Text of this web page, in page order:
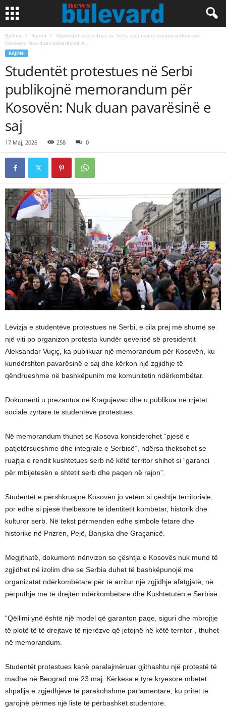
Ballina Rajoni
Studentët protestues në Serbi publikojnë memorandum për
Kosovën: Nuk duan pavarësinë e...
RAJONI
Studentët protestues në Serbi
publikojnë memorandum për
Kosovën: Nuk duan pavarësinë e
saj
17 Maj, 2026 258 0
Lëvizja e studentëve protestues në Serbi, e cila prej më shumë se
një viti po organizon protesta kundër qeverisë së presidentit
Aleksandar Vuçiç, ka publikuar një memorandum për Kosovën, ku
kundërshton pavarësinë e saj dhe kërkon një zgjidhje të
qëndrueshme në bashkëpunim me komunitetin ndërkombëtar.
Dokumenti u prezantua në Kragujevac dhe u publikua në rrjetet
sociale zyrtare të studentëve protestues.
Në memorandum thuhet se Kosova konsiderohet “pjesë e
patjetërsueshme dhe integrale e Serbisë”, ndërsa theksohet se
ruajtja e rendit kushtetues serb në këtë territor shihet si “garanci
për mbijetesën e shtetit serb dhe paqen në rajon”.
Studentët e përshkruajnë Kosovën jo vetëm si çështje territoriale,
por edhe si pjesë thelbësore të identitetit kombëtar, historik dhe
kulturor serb. Në tekst përmenden edhe simbole fetare dhe
historike në Prizren, Pejë, Banjska dhe Graçanicë.
Megjithatë, dokumenti nënvizon se çështja e Kosovës nuk mund të
zgjidhet në izolim dhe se Serbia duhet të bashkëpunojë me
organizatat ndërkombëtare për të arritur një zgjidhje afatgjatë, në
përputhje me të drejtën ndërkombëtare dhe Kushtetutën e Serbisë.
“Qëllimi ynë është një model që garanton paqe, siguri dhe mbrojtje
të plotë të të drejtave të njerëzve që jetojnë në këtë territor”, thuhet
në memorandum.
Studentët protestues kanë paralajmëruar gjithashtu një protestë të
madhe në Beograd më 23 maj. Kërkesa e tyre kryesore mbetet
shpallja e zgjedhjeve të parakohshme parlamentare, ku pritet të
garojnë përmes një liste të përbashkët studentore.